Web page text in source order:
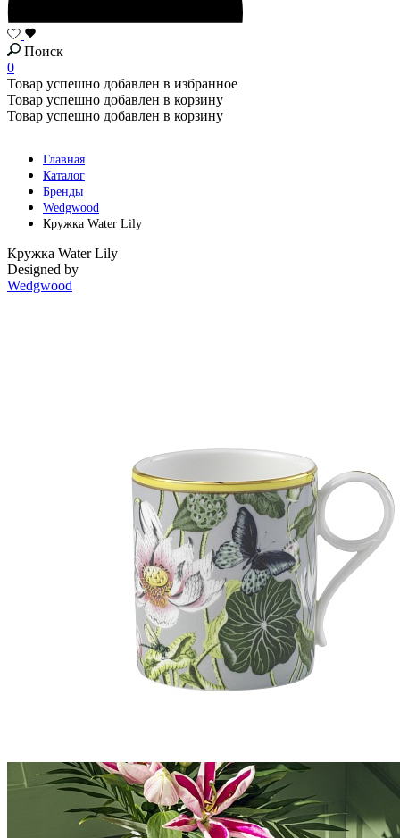
Поиск
0
Товар успешно добавлен в избранное
Товар успешно добавлен в корзину
Товар успешно добавлен в корзину
Главная
Каталог
Бренды
Wedgwood
Кружка Water Lily
Кружка Water Lily
Designed by
Wedgwood